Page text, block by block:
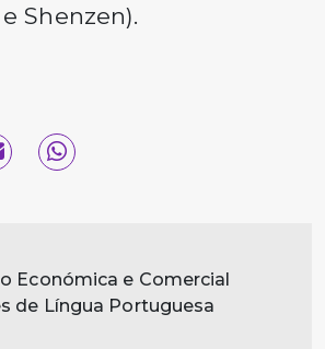
Shenzen).
Económica e Comercial
de Língua Portuguesa